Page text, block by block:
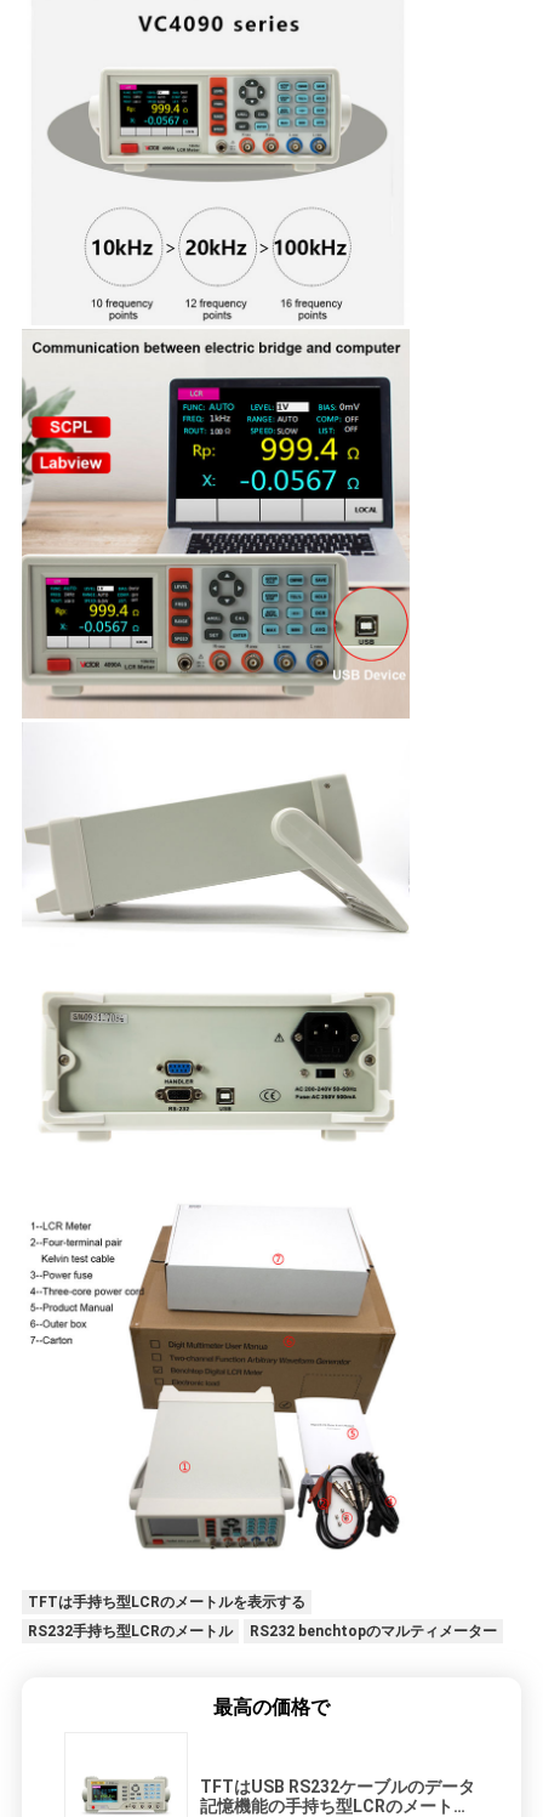
TFTは手持ち型LCRのメートルを表示する
RS232手持ち型LCRのメートル
RS232 benchtopのマルティメーター
最高の価格で
TFTはUSB RS232ケーブルのデータ
記憶機能の手持ち型LCRのメートル